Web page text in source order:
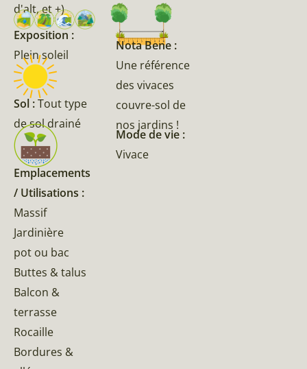
d'alt, et +)
Exposition :
Plein soleil
Sol :Tout type
de sol drainé
Emplacements
/ Utilisations :
Massif
Jardinière
pot ou bac
Buttes & talus
Balcon &
terrasse
Rocaille
Bordures &
Nota Bene :
Une référence
des vivaces
couvre-sol de
nos jardins !
Mode de vie :
Vivace